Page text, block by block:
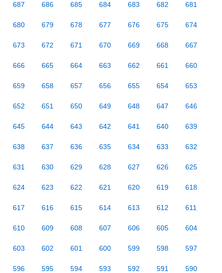
687 686 685 684 683 682 681
680 679 678 677 676 675 674
673 672 671 670 669 668 667
666 665 664 663 662 661 660
659 658 657 656 655 654 653
652 651 650 649 648 647 646
645 644 643 642 641 640 639
638 637 636 635 634 633 632
631 630 629 628 627 626 625
624 623 622 621 620 619 618
617 616 615 614 613 612 611
610 609 608 607 606 605 604
603 602 601 600 599 598 597
596 595 594 593 592 591 590